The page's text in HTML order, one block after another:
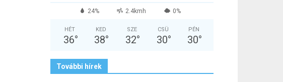
24% 2.4kmh 0%
HÉT
36°
KED
38°
SZE
32°
CSÜ
30°
PÉN
30°
További hírek